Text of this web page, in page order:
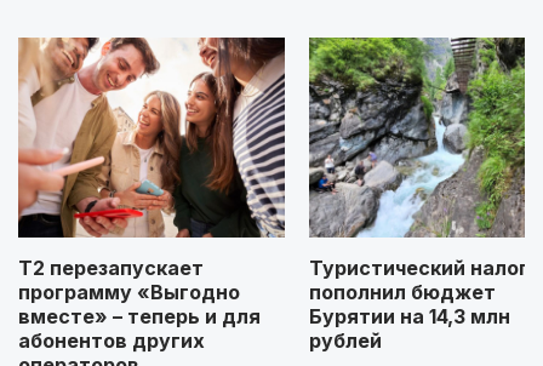
Т2 перезапускает
программу «Выгодно
вместе» – теперь и для
абонентов других
Туристический налог
пополнил бюджет
Бурятии на 14,3 млн
рублей